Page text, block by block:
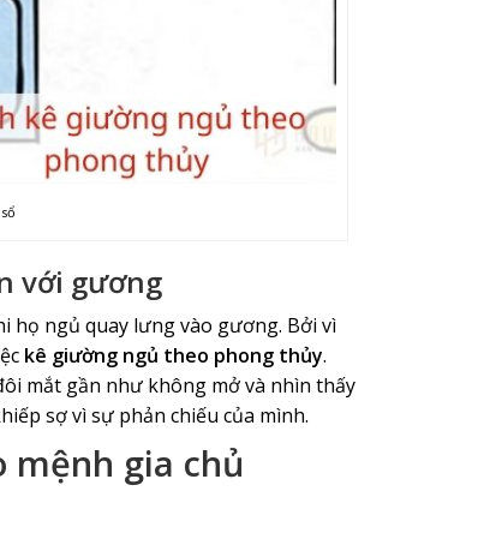
với gương
họ ngủ quay lưng vào gương. Bởi vì
kê giường ngủ theo phong thủy.
mắt gần như không mở và nhìn thấy
sợ vì sự phản chiếu của mình.
gia chủ